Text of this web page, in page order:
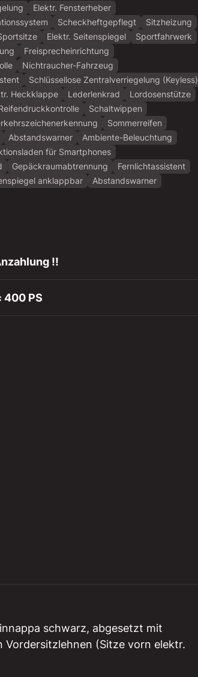
Elektr. Fensterheber
Scheckheftgepflegt
Sitzheizung
Elektr. Seitenspiegel
Sportfahrwerk
Freisprecheinrichtung
Nichtraucher-Fahrzeug
Schlüssellose Zentralverriegelung (Keyless)
Heckklappe Lederlenkrad
Lordosenstütze
Schaltwippen
Sommerreifen
Abstandswarner
Ambiente-Beleuchtung
für Smartphones
Gepäckraumabtrennung
Fernlichtassistent
anklappbar Abstandswarner
!!
400 PS
schwarz, abgesetzt mit
Vordersitzlehnen (Sitze vorn elektr.